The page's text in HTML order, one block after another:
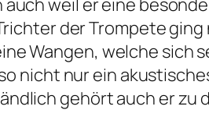
der Trompete ging
Wangen, welche sich
nicht nur ein
gehört auch er zu